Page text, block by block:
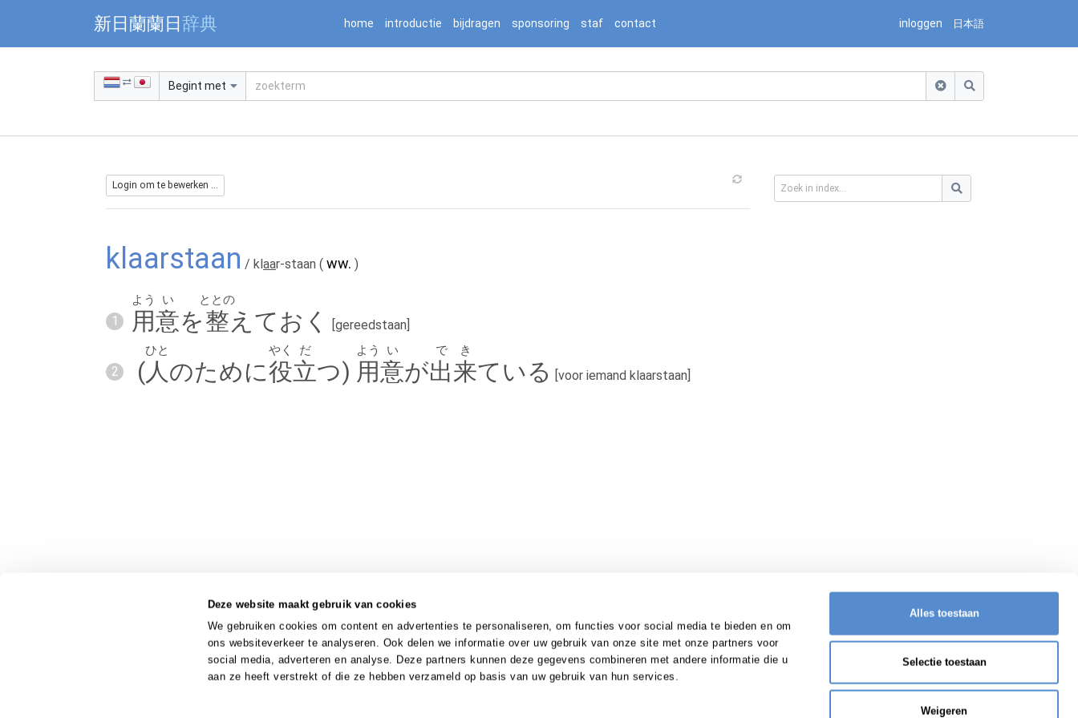
Deze website maakt gebruik van cookies
We gebruiken cookies om content en advertenties te personaliseren, om functies voor social media te bieden en om
ons websiteverkeer te analyseren. Ook delen we informatie over uw gebruik van onze site met onze partners voor
social media, adverteren en analyse. Deze partners kunnen deze gegevens combineren met andere informatie die u
aan ze heeft verstrekt of die ze hebben verzameld op basis van uw gebruik van hun services.
Alles toestaan
Selectie toestaan
Weigeren
Warning: Undefined array key "jnnjuid" in /mnt/web216/d2/76/52236976/htdocs/jnnj-prod/search.php on line 276
新日蘭蘭日辞典 home introductie bijdragen sponsoring staf contact inloggen 日本語
Begint met
Login om te bewerken ...
klaarstaan / klaar-staan ( ww. )
1 用
よう
意
い
を整
ととの
えておく [gereedstaan]
2 (人
ひと
のために役
やく
立
だ
つ) 用
よう
意
い
が出来
でき
ている [voor iemand klaarstaan]